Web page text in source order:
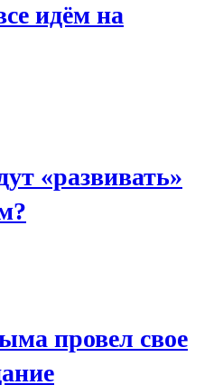
идём на
«развивать»
провел свое